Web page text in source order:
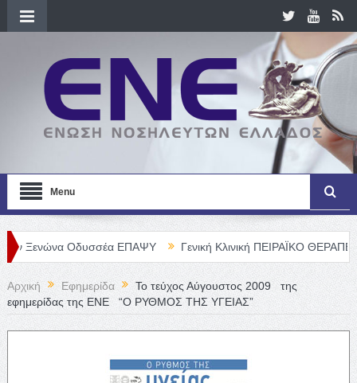
Menu
Οδυσσέα ΕΠΑΨΥ Γενική Κλινική ΠΕΙΡΑΪΚΟ ΘΕΡΑΠΕΥΤΗΡΙΟ
Αρχική Εφημερίδα
Το τεύχος Αύγουστος 2009 της
εφημερίδας της ΕΝΕ “Ο ΡΥΘΜΟΣ ΤΗΣ ΥΓΕΙΑΣ”